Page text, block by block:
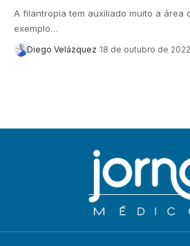
A filantropia tem auxiliado muito a área
exemplo…
Diego Velázquez 18 de outubro de 2022